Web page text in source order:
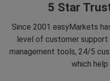
5 Star
Since 2001 easyMarkets
level of customer
management tools, 24/5
which help